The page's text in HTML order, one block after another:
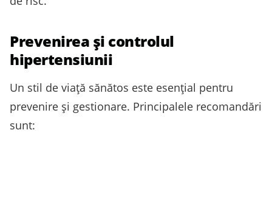
Prevenirea și controlul
hipertensiunii
Un stil de viață sănătos este esențial pentru
prevenire și gestionare. Principalele recomandări
sunt: